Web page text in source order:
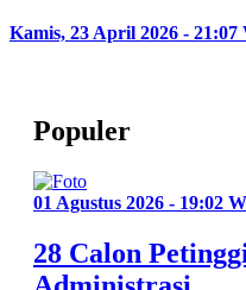
Kamis, 23 April 2026 - 21:07
Populer
01 Agustus 2026 - 19:02
28 Calon